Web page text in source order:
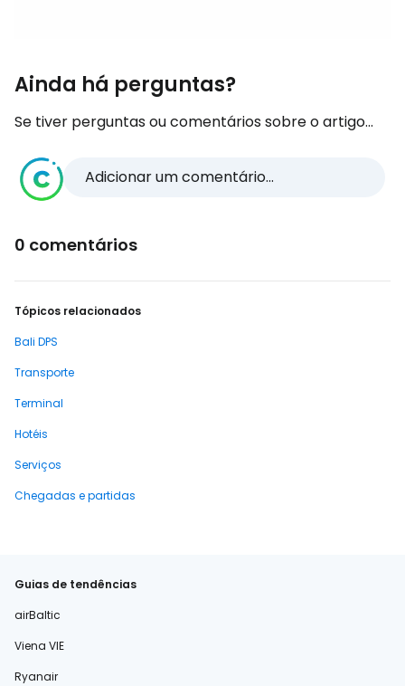
Ainda há perguntas?
Se tiver perguntas ou comentários sobre o artigo...
Adicionar um comentário...
0 comentários
Tópicos relacionados
Bali DPS
Transporte
Terminal
Hotéis
Serviços
Chegadas e partidas
Guias de tendências
airBaltic
Viena VIE
Ryanair